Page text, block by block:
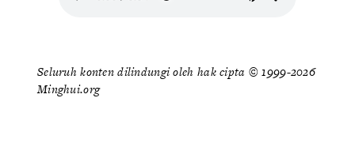
Seluruh konten dilindungi oleh hak cipta © 1999-2026
Minghui.org